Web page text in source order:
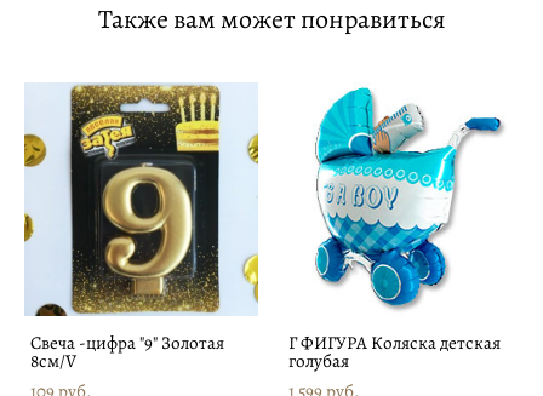
Также вам может понравиться
Свеча -цифра "9" Золотая
8см/V
109 pуб.
Г ФИГУРА Коляска детская
голубая
1 599 pуб.